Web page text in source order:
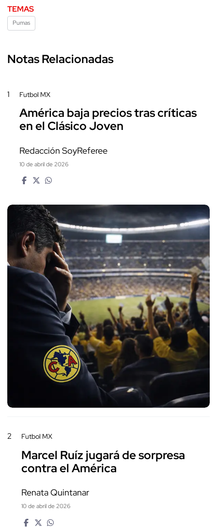
TEMAS
Pumas
Notas Relacionadas
1 Futbol MX
América baja precios tras críticas
en el Clásico Joven
Redacción SoyReferee
10 de abril de 2026
2 Futbol MX
Marcel Ruíz jugará de sorpresa
contra el América
Renata Quintanar
10 de abril de 2026